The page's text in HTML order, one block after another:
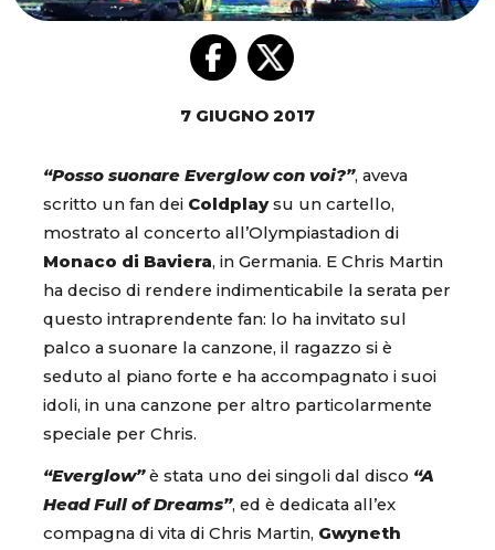
7 GIUGNO 2017
“Posso suonare Everglow con voi?”, aveva
scritto un fan dei Coldplaysu un cartello,
mostrato al concerto all’Olympiastadion di
Monaco di Baviera, in Germania. E Chris Martin
ha deciso di rendere indimenticabile la serata per
questo intraprendente fan: lo ha invitato sul
palco a suonare la canzone, il ragazzo si è
seduto al piano forte e ha accompagnato i suoi
idoli, in una canzone per altro particolarmente
speciale per Chris.
“Everglow”è stata uno dei singoli dal disco “A
Head Full of Dreams”, ed è dedicata all’ex
compagna di vita di Chris Martin, Gwyneth